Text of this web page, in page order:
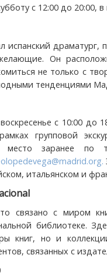
с 12:00 до 20:00,
драматург,
Он
не только с
тенденциями
с 10:00 до
групповой
место заранее по
.
итальянском и
связано с миром
библиотеке.
книг, но и
связанных с